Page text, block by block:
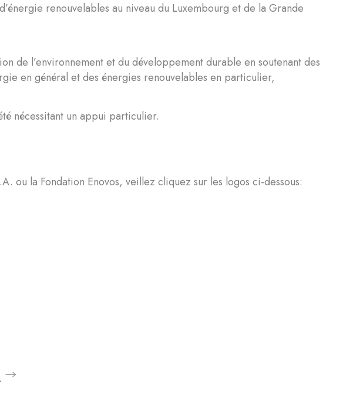
renouvelables au niveau du Luxembourg et de la Grande
de l’environnement et du développement durable en soutenant des
en général et des énergies renouvelables en particulier,
nécessitant un appui particulier.
ou la Fondation Enovos, veillez cliquez sur les logos ci-dessous: